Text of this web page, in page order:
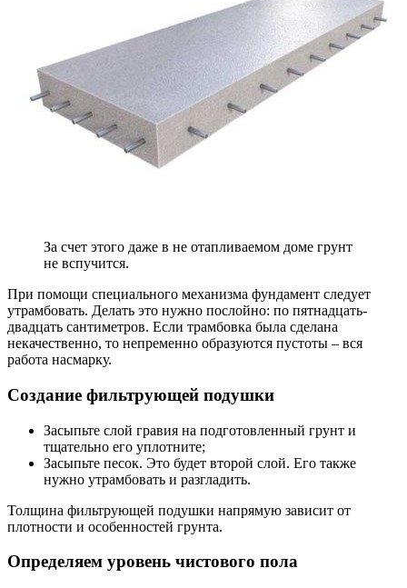
За счет этого даже в не отапливаемом доме грунт
не вспучится.
При помощи специального механизма фундамент следует
утрамбовать. Делать это нужно послойно: по пятнадцать-
двадцать сантиметров. Если трамбовка была сделана
некачественно, то непременно образуются пустоты – вся
работа насмарку.
Создание фильтрующей подушки
Засыпьте слой гравия на подготовленный грунт и
тщательно его уплотните;
Засыпьте песок. Это будет второй слой. Его также
нужно утрамбовать и разгладить.
Толщина фильтрующей подушки напрямую зависит от
плотности и особенностей грунта.
Определяем уровень чистового пола